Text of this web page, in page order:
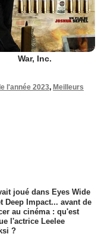
War, Inc.
l'année 2023, Meilleurs
joué dans Eyes Wide
Deep Impact... avant de
au cinéma : qu'est
l'actrice Leelee
?